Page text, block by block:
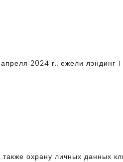
2024 г., ежели лэндинг
охрану личных данных